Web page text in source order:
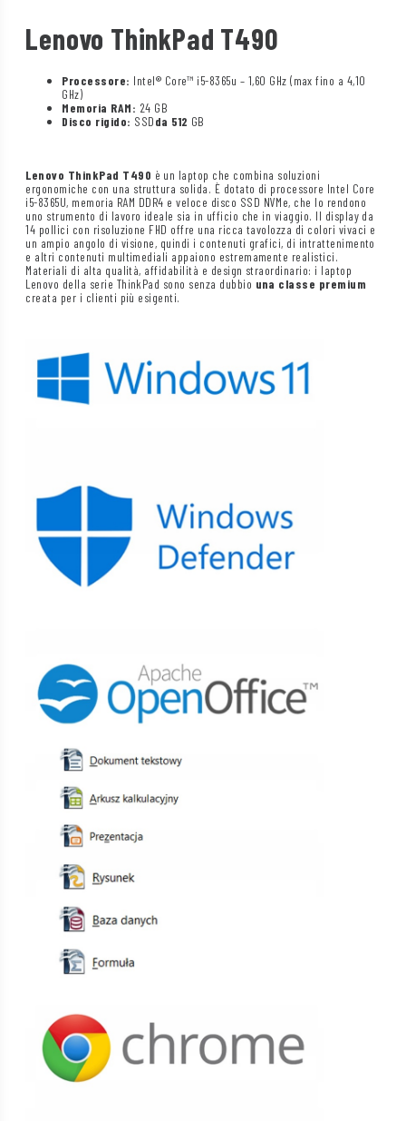
Lenovo ThinkPad T490
Processore: Intel® Core™ i5-8365u – 1,60 GHz (max fino a 4,10
GHz)
Memoria RAM: 24 GB
Disco rigido: SSDda 512 GB
Lenovo ThinkPad T490 è un laptop che combina soluzioni
ergonomiche con una struttura solida. È dotato di processore Intel Core
i5-8365U, memoria RAM DDR4 e veloce disco SSD NVMe, che lo rendono
uno strumento di lavoro ideale sia in ufficio che in viaggio. Il display da
14 pollici con risoluzione FHD offre una ricca tavolozza di colori vivaci e
un ampio angolo di visione, quindi i contenuti grafici, di intrattenimento
e altri contenuti multimediali appaiono estremamente realistici.
Materiali di alta qualità, affidabilità e design straordinario: i laptop
Lenovo della serie ThinkPad sono senza dubbio una classe premium
creata per i clienti più esigenti.